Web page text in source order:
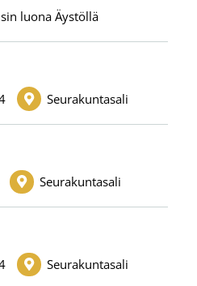
luona Äystöllä
Seurakuntasali
Seurakuntasali
Seurakuntasali